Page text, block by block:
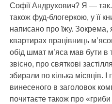
Софії Андрухович? Я — так.
також фуд-блогеркою, у її
написано про їжу. Зокрема,
квартирах працівниць
обід шмат м’яса мав бути в
звісно, про святкові
збирали по кілька місяців.
винесеного в заголовок
почитаєте також про